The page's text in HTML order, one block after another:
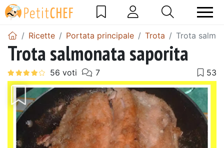
Ricette Portata principale Trota Trota
Trota salmonata saporita